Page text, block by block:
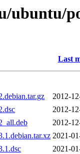
ubuntu/
Last
2012-
2012-
2012-
2021-
2021-